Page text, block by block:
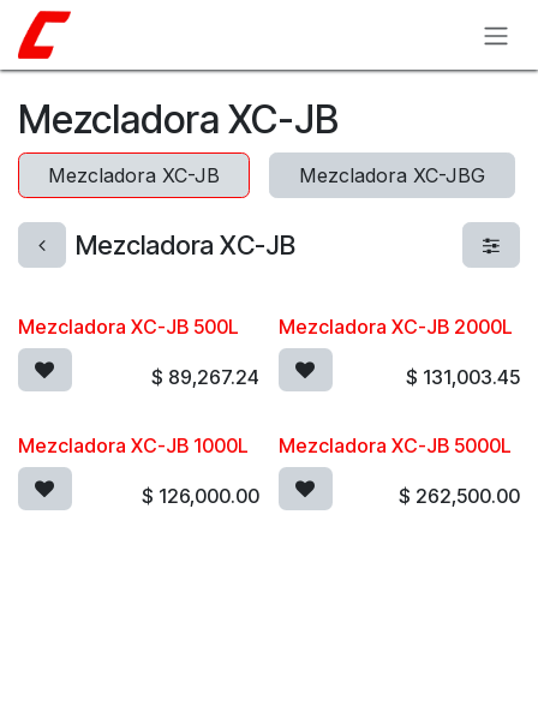
Ir al contenido
Mezcladora XC-JB
Mezcladora XC-JB Mezcladora XC-JBG
Mezcladora XC-JB
Mezcladora XC-JB 500L
$ 89,267.24
Mezcladora XC-JB 2000L
$ 131,003.45
Mezcladora XC-JB 1000L
$ 126,000.00
Mezcladora XC-JB 5000L
$ 262,500.00